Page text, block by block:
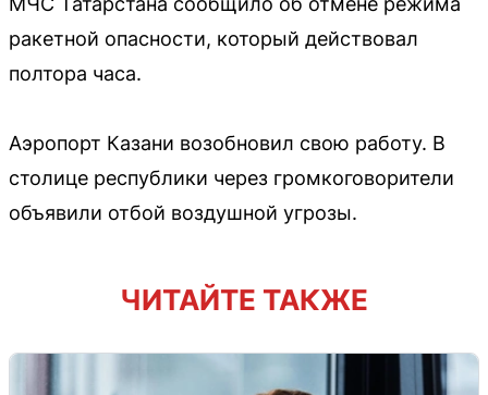
ракетной опасности, который действовал
полтора часа.
Аэропорт Казани возобновил свою работу. В
столице республики через громкоговорители
объявили отбой воздушной угрозы.
ЧИТАЙТЕ ТАКЖЕ